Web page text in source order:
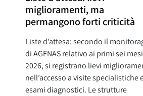
miglioramenti, ma
permangono forti criticità
Liste d’attesa: secondo il
di AGENAS relativo ai primi sei
2026, si registrano lievi
nell’accesso a visite specialistiche
esami diagnostici. Le strutture